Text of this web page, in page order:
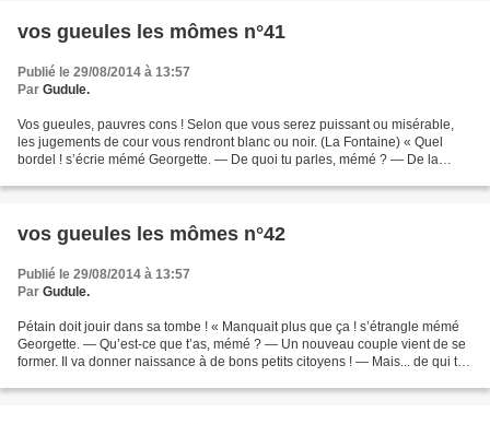
vos gueules les mômes n°41
Publié le 29/08/2014 à 13:57
Par Gudule.
Vos gueules, pauvres cons ! Selon que vous serez puissant ou misérable,
les jugements de cour vous rendront blanc ou noir. (La Fontaine) « Quel
bordel ! s’écrie mémé Georgette. — De quoi tu parles, mémé ? — De la
vos gueules les mômes n°42
Publié le 29/08/2014 à 13:57
Par Gudule.
Pétain doit jouir dans sa tombe ! « Manquait plus que ça ! s’étrangle mémé
Georgette. — Qu’est-ce que t’as, mémé ? — Un nouveau couple vient de se
former. Il va donner naissance à de bons petits citoyens ! — Mais... de qui tu